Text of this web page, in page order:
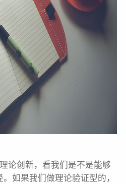
论创新，看我们是不是能够
如果我们做理论验证型的，